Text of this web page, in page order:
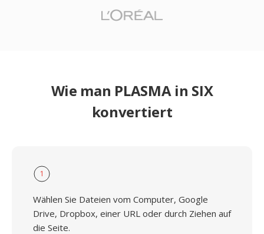
Wie man PLASMA in SIX
konvertiert
1
Wählen Sie Dateien vom Computer, Google
Drive, Dropbox, einer URL oder durch Ziehen auf
die Seite.